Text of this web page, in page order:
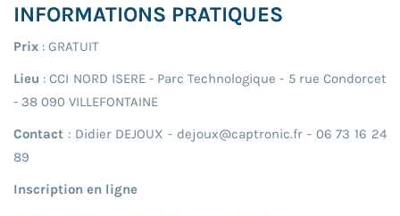
INFORMATIONS PRATIQUES
Prix : GRATUIT
Lieu : CCI NORD ISERE - Parc Technologique - 5 rue Condorcet
- 38 090 VILLEFONTAINE
Contact : Didier DEJOUX - dejoux@captronic.fr - 06 73 16 24
89
Inscription en ligne